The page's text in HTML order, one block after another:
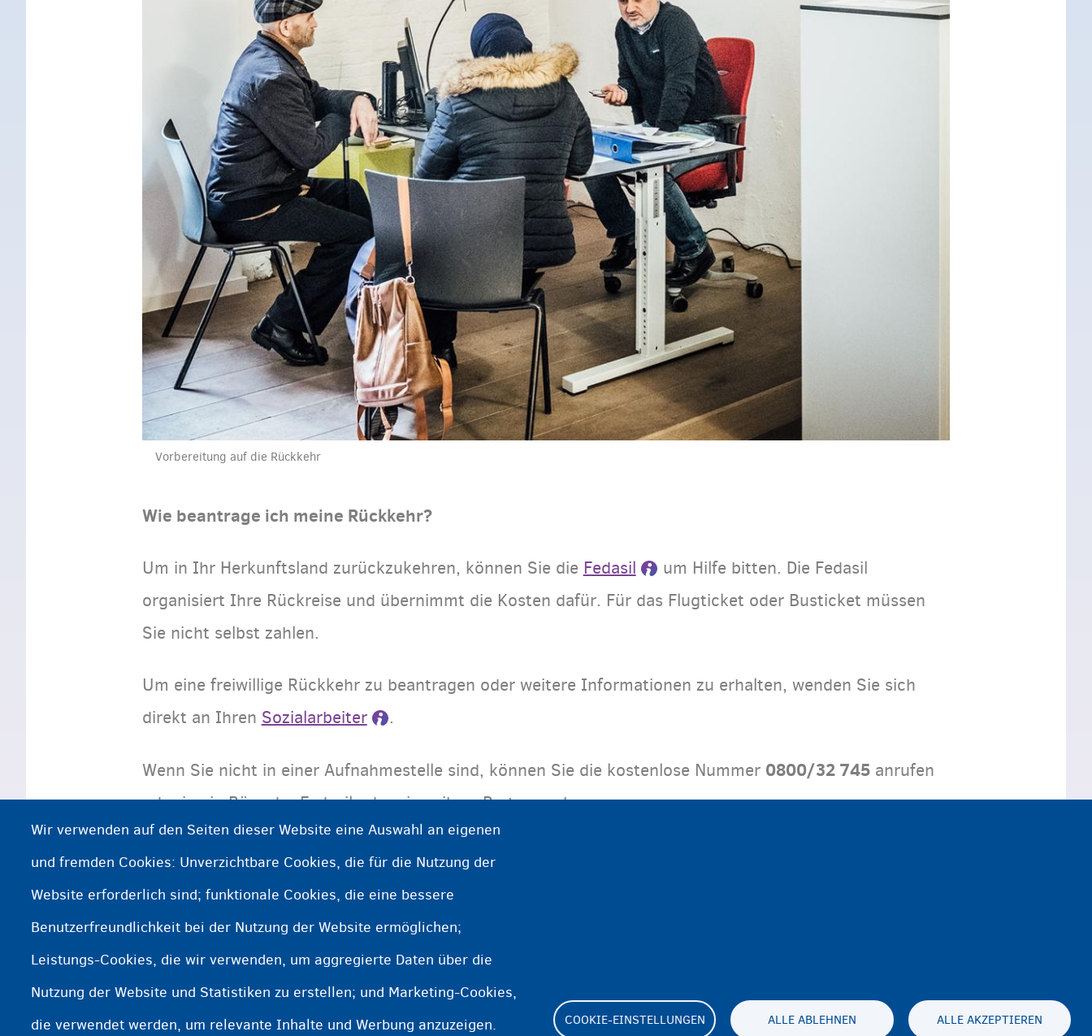
Vorbereitung auf die Rückkehr
Wie beantrage ich meine Rückkehr?
Um in Ihr Herkunftsland zurückzukehren, können Sie die Fedasil
um Hilfe bitten. Die Fedasil
organisiert Ihre Rückreise und übernimmt die Kosten dafür. Für das Flugticket oder Busticket müssen
Sie nicht selbst zahlen.
Um eine freiwillige Rückkehr zu beantragen oder weitere Informationen zu erhalten, wenden Sie sich
direkt an Ihren Sozialarbeiter .
Wenn Sie nicht in einer Aufnahmestelle sind, können Sie die kostenlose Nummer 0800/32 745anrufen
oder in ein Büro der Fedasil oder eines ihrer Partner gehen.
Weitere Informationen?
Erweiterte Aufnahme- und Rückkehroptionen
Rückkehrstellen
Wir verwenden auf den Seiten dieser Website eine Auswahl an eigenen
und fremden Cookies: Unverzichtbare Cookies, die für die Nutzung der
Website erforderlich sind; funktionale Cookies, die eine bessere
Benutzerfreundlichkeit bei der Nutzung der Website ermöglichen;
Leistungs-Cookies, die wir verwenden, um aggregierte Daten über die
Nutzung der Website und Statistiken zu erstellen; und Marketing-Cookies,
die verwendet werden, um relevante Inhalte und Werbung anzuzeigen.
COOKIE-EINSTELLUNGEN ALLE ABLEHNEN ALLE AKZEPTIEREN